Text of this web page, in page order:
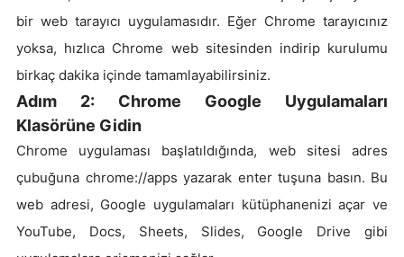
bir web tarayıcı uygulamasıdır. Eğer Chrome tarayıcınız
yoksa, hızlıca Chrome web sitesinden indirip kurulumu
birkaç dakika içinde tamamlayabilirsiniz.
Adım 2: Chrome Google Uygulamaları
Klasörüne Gidin
Chrome uygulaması başlatıldığında, web sitesi adres
çubuğuna chrome://apps yazarak enter tuşuna basın. Bu
web adresi, Google uygulamaları kütüphanenizi açar ve
YouTube, Docs, Sheets, Slides, Google Drive gibi